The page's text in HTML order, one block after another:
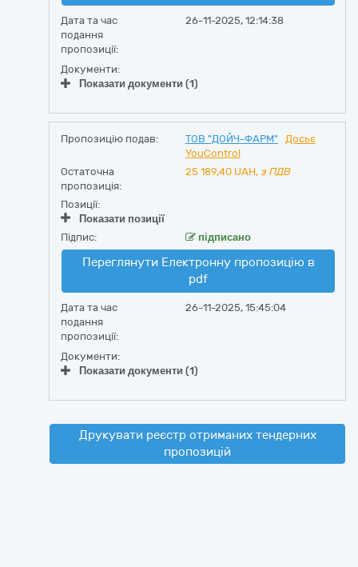
Дата та час
подання
пропозиції:
26-11-2025, 12:14:38
Документи:
Показати документи (1)
Пропозицію подав: ТОВ "ДОЙЧ-ФАРМ"
Досьє
YouControl
Остаточна
пропозиція:
25 189,40 UAH, з ПДВ
Позиції:
Показати позиції
Підпис:
підписано
Переглянути Електронну пропозицію в
pdf
Дата та час
подання
пропозиції:
26-11-2025, 15:45:04
Документи:
Показати документи (1)
Друкувати реєстр отриманих тендерних
пропозицій